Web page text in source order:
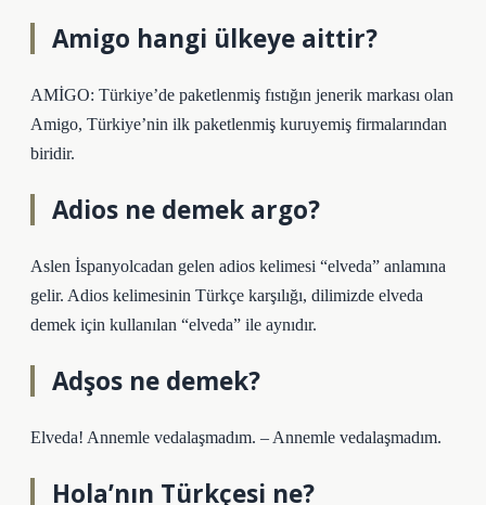
Amigo hangi ülkeye aittir?
AMİGO: Türkiye’de paketlenmiş fıstığın jenerik markası olan
Amigo, Türkiye’nin ilk paketlenmiş kuruyemiş firmalarından
biridir.
Adios ne demek argo?
Aslen İspanyolcadan gelen adios kelimesi “elveda” anlamına
gelir. Adios kelimesinin Türkçe karşılığı, dilimizde elveda
demek için kullanılan “elveda” ile aynıdır.
Adşos ne demek?
Elveda! Annemle vedalaşmadım. – Annemle vedalaşmadım.
Hola’nın Türkçesi ne?